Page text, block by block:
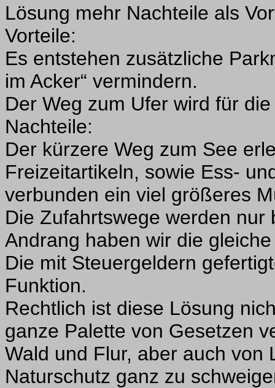
Lösung mehr Nachteile als
Vorteile:
Es entstehen zusätzliche
im Acker“ vermindern.
Der Weg zum Ufer wird für
Nachteile:
Der kürzere Weg zum See
Freizeitartikeln, sowie Ess-
verbunden ein viel größeres
Die Zufahrtswege werden
Andrang haben wir die
Die mit Steuergeldern
Funktion.
Rechtlich ist diese Lösung
ganze Palette von Gesetzen
Wald und Flur, aber auch von
Naturschutz ganz zu